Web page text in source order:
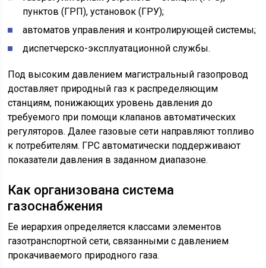
пунктов (ГРП), установок (ГРУ);
автоматов управления и контролирующей системы;
диспетчерско-эксплуатационной службы.
Под высоким давлением магистральный газопровод
доставляет природный газ к распределяющим
станциям, понижающих уровень давления до
требуемого при помощи клапанов автоматических
регуляторов. Далее газовые сети направляют топливо
к потребителям. ГРС автоматически поддерживают
показатели давления в заданном диапазоне.
Как организована система
газоснабжения
Ее иерархия определяется классами элементов
газотранспортной сети, связанными с давлением
прокачиваемого природного газа.